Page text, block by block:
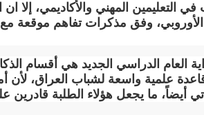
التعليمين المهني والأكاديمي، إلا ان
الأوروبي، وفق مذكرات تفاهم موقعة
العام الدراسي الجديد هي أقسام
علمية واسعة لشباب العراق، لأن
أيضاً، ما يجعل هؤلاء الطلبة قادرين